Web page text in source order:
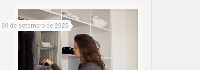
30 de setembro de 2025